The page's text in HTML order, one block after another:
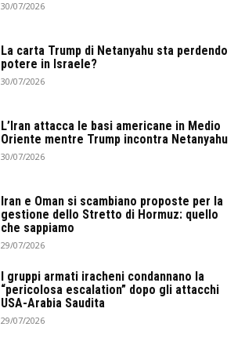
30/07/2026
La carta Trump di Netanyahu sta perdendo
potere in Israele?
30/07/2026
L’Iran attacca le basi americane in Medio
Oriente mentre Trump incontra Netanyahu
30/07/2026
Iran e Oman si scambiano proposte per la
gestione dello Stretto di Hormuz: quello
che sappiamo
29/07/2026
I gruppi armati iracheni condannano la
“pericolosa escalation” dopo gli attacchi
USA-Arabia Saudita
29/07/2026